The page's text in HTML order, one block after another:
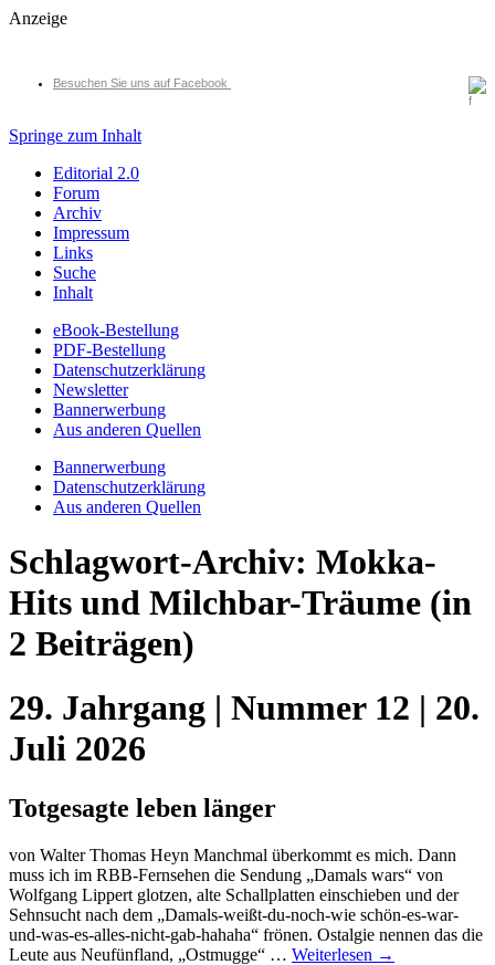
Anzeige
Besuchen Sie uns auf Facebook
Springe zum Inhalt
Editorial 2.0
Forum
Archiv
Impressum
Links
Suche
Inhalt
eBook-Bestellung
PDF-Bestellung
Datenschutzerklärung
Newsletter
Bannerwerbung
Aus anderen Quellen
Bannerwerbung
Datenschutzerklärung
Aus anderen Quellen
Schlagwort-Archiv: Mokka-
Hits und Milchbar-Träume (in
2 Beiträgen)
29. Jahrgang | Nummer 12 | 20.
Juli 2026
Totgesagte leben länger
von Walter Thomas Heyn Manchmal überkommt es mich. Dann
muss ich im RBB-Fernsehen die Sendung „Damals wars“ von
Wolfgang Lippert glotzen, alte Schallplatten einschieben und der
Sehnsucht nach dem „Damals-weißt-du-noch-wie schön-es-war-
und-was-es-alles-nicht-gab-hahaha“ frönen. Ostalgie nennen das die
Leute aus Neufünfland, „Ostmugge“ … Weiterlesen →